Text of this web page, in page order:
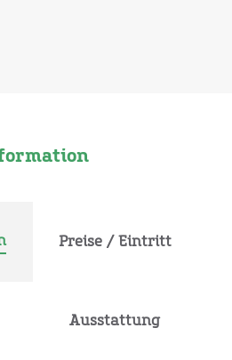
Preise / Eintritt
Ausstattung